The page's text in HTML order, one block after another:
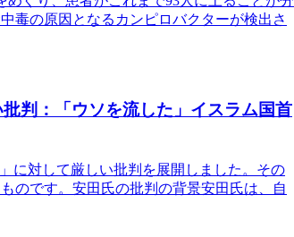
毒の原因となるカンピロバクターが検出さ
判：「ウソを流した」イスラム国首
に対して厳しい批判を展開しました。その
のです。安田氏の批判の背景安田氏は、自